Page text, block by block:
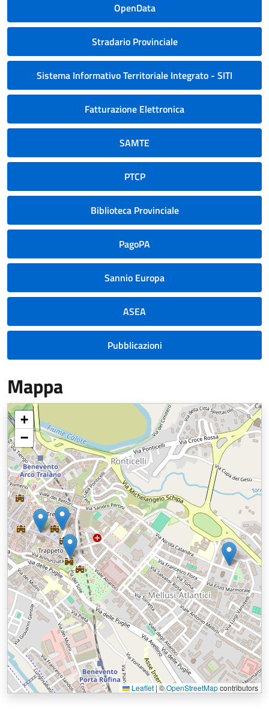
OpenData
Stradario Provinciale
Sistema Informativo Territoriale Integrato - SITI
Fatturazione Elettronica
SAMTE
PTCP
Biblioteca Provinciale
PagoPA
Sannio Europa
ASEA
Pubblicazioni
Mappa
+
−
Leaflet |©OpenStreetMapcontributors